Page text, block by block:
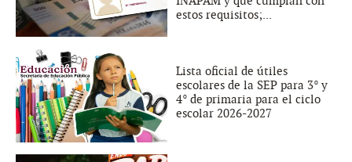
estos requisitos;...
Lista oficial de útiles
escolares de la SEP para 3° y
4° de primaria para el ciclo
escolar 2026-2027